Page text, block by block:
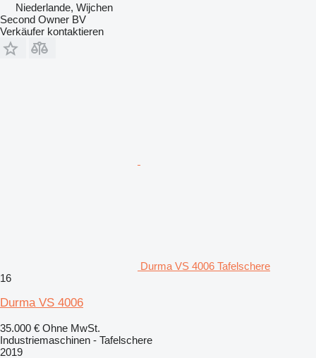
Niederlande, Wijchen
Second Owner BV
Verkäufer kontaktieren
Durma VS 4006 Tafelschere
16
Durma VS 4006
35.000 € Ohne MwSt.
Industriemaschinen - Tafelschere
2019